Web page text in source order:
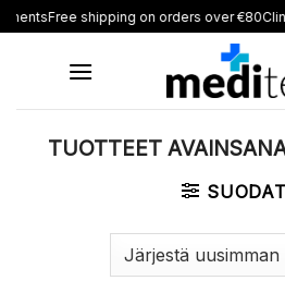
Skip
to
Free shipping on orders over €80
TUOTTEET